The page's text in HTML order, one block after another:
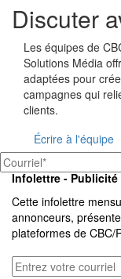
Discuter
Les équipes de
Solutions Média
adaptées pour
campagnes qui
clients.
Écrire à l'équipe
Infolettre - Publicité
Cette infolettre
annonceurs,
plateformes de CBC/